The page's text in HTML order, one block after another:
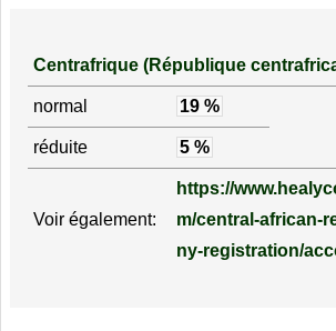
Centrafrique (République
normal 19 %
réduite 5 %
Voir également:
https://
m/central-african-
ny-registration/